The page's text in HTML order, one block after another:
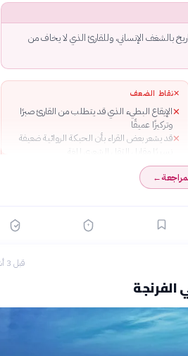
بالشغف الإنساني، وللقارئ الذي لا يخاف من
✕نقاط الضعف
✕الإيقاع البطيء الذي قد يتطلب من القارئ صبرًا
وتركيزًا عميقًا
✕قد يشعر بعض القراء بأن الحبكة الروائية ضعيفة
نسبيًا مقابل الثقل الشعري للغة
←
قبل 3 أشهر
الفرنجة